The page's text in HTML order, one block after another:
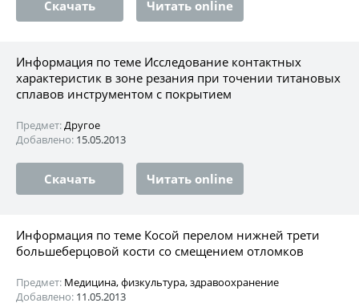
Скачать Читать online
Информация по теме Исследование контактных
характеристик в зоне резания при точении титановых
сплавов инструментом с покрытием
Предмет:Другое
Добавлено: 15.05.2013
Скачать Читать online
Информация по теме Косой перелом нижней трети
большеберцовой кости со смещением отломков
Предмет: Медицина, физкультура, здравоохранение
Добавлено: 11.05.2013